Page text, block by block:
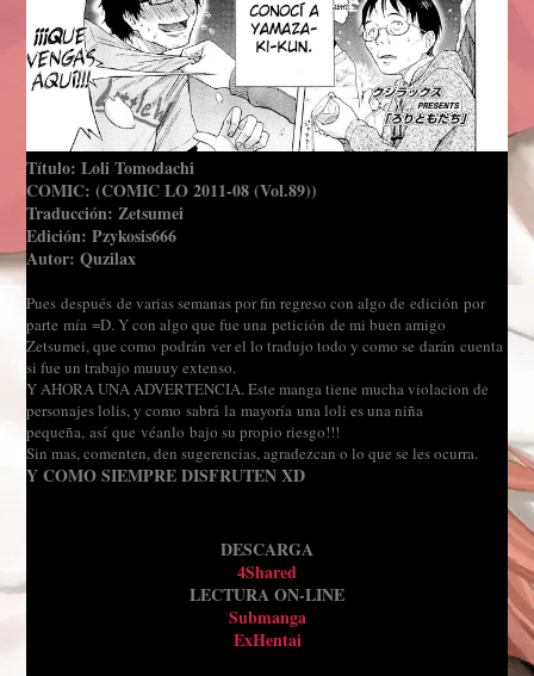
Título: Loli Tomodachi
COMIC:(COMIC LO 2011-08 (Vol.89))
Traducción: Zetsumei
Edición: Pzykosis666
Autor: Quzilax
Pues después de varias semanas por fin regreso con algo de edición por
parte mía =D. Y con algo que fue una petición de mi buen amigo
Zetsumei, que como podrán ver el lo tradujo todo y como se darán cuenta
si fue un trabajo muuuy extenso.
Y AHORA UNA ADVERTENCIA. Este manga tiene mucha violacion de
personajes lolis, y como sabrá la mayoría una loli es una niña
pequeña, así que véanlo bajo su propio riesgo!!!
Sin mas, comenten, den sugerencias, agradezcan o lo que se les ocurra.
Y COMO SIEMPRE DISFRUTEN XD
DESCARGA
4Shared
LECTURA ON-LINE
Submanga
ExHentai